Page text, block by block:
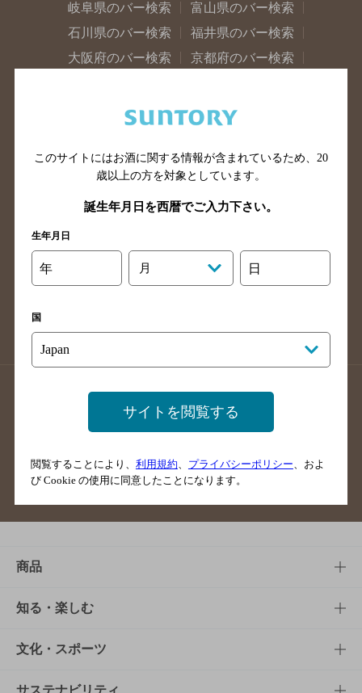
岐阜県のバー検索
富山県のバー検索
石川県のバー検索
福井県のバー検索
大阪府のバー検索
京都府のバー検索
滋賀県のバー検索
和歌山県のバー検索
山口県のバー検索
鳥取県のバー検索
島根県のバー検索
徳島県のバー検索
香川県のバー検索
愛媛県のバー検索
高知県のバー検索
長崎県のバー検索
佐賀県のバー検索
大分県のバー検索
熊本県のバー検索
沖縄県のバー検索
店舗登録方法のご案内
店舗情報更新方法のご案内
掲載店舗様ログイン
ご意見・ご感想
商品
商品TOP
商品一覧
商品発売情報
知る・楽しむ
知る・楽しむTOP
キャンペーン
文化・スポーツ
文化・スポーツTOP
サステナビリティ
このサイトにはお酒に関する情報が含まれているため、 20
歳以上の方を対象としています。
誕生年月日を西暦でご入力下さい。
生年月日
年 月 日
国
サイトを閲覧する
閲覧することにより、 利用規約 プライバシーポリシー 、およ
び Cookie の使用に同意したことになります。